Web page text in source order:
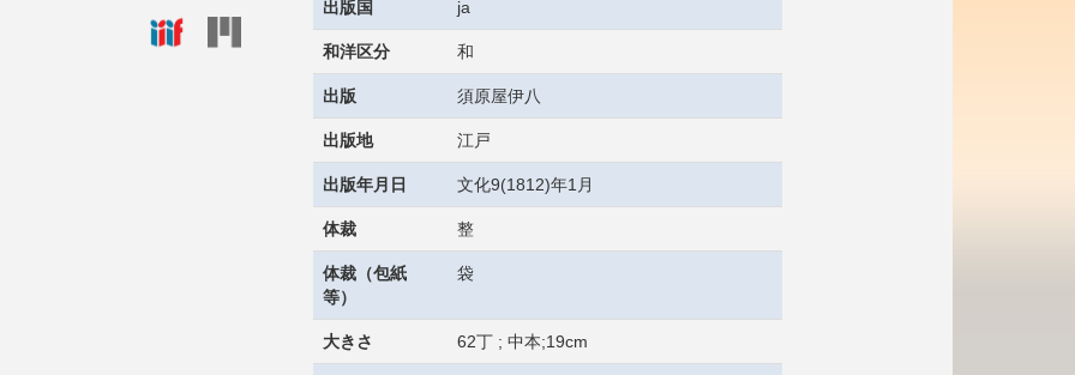
出版国 ja
和洋区分 和
出版 須原屋伊八
出版地 江戸
出版年月日 文化9(1812)年1月
体裁 整
体裁（包紙
等）
袋
大きさ 62丁 ; 中本;19cm